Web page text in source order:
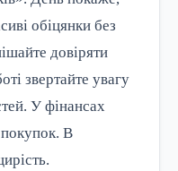
обіцянки без
довіряти
звертайте увагу
У фінансах
В